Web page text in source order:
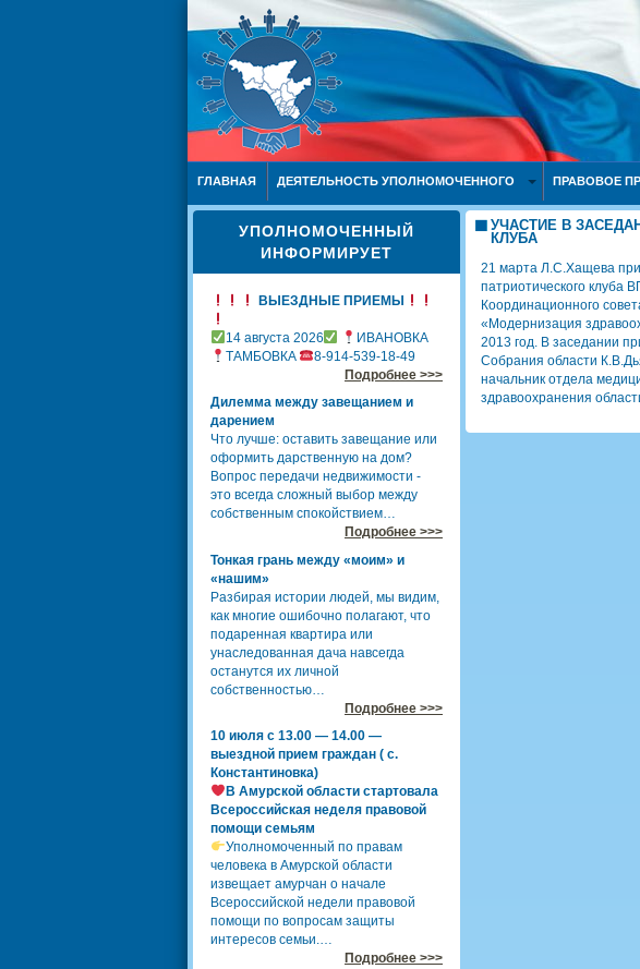
ГЛАВНАЯ ДЕЯТЕЛЬНОСТЬ УПОЛНОМОЧЕННОГО ПРАВОВОЕ
УПОЛНОМОЧЕННЫЙ
ИНФОРМИРУЕТ
ВЫЕЗДНЫЕ ПРИЕМЫ
14 августа 2026
ИВАНОВКА
ТАМБОВКА
8-914-539-18-49
Подробнее >>>
Дилемма между завещанием и
дарением
Что лучше: оставить завещание или
оформить дарственную на дом?
Вопрос передачи недвижимости -
это всегда сложный выбор между
собственным спокойствием…
Подробнее >>>
Тонкая грань между «моим» и
«нашим»
Разбирая истории людей, мы видим,
как многие ошибочно полагают, что
подаренная квартира или
унаследованная дача навсегда
останутся их личной
собственностью…
Подробнее >>>
10 июля с 13.00 — 14.00 —
выездной прием граждан ( с.
Константиновка)
В Амурской области стартовала
Всероссийская неделя правовой
помощи семьям
Уполномоченный по правам
человека в Амурской области
извещает амурчан о начале
Всероссийской недели правовой
помощи по вопросам защиты
интересов семьи.…
Подробнее >>>
УЧАСТИЕ В
КЛУБА
21 марта Л.С.Хащева
патриотического клуба
Координационного
«Модернизация
2013 год. В заседании
Собрания области
начальник отдела
здравоохранения